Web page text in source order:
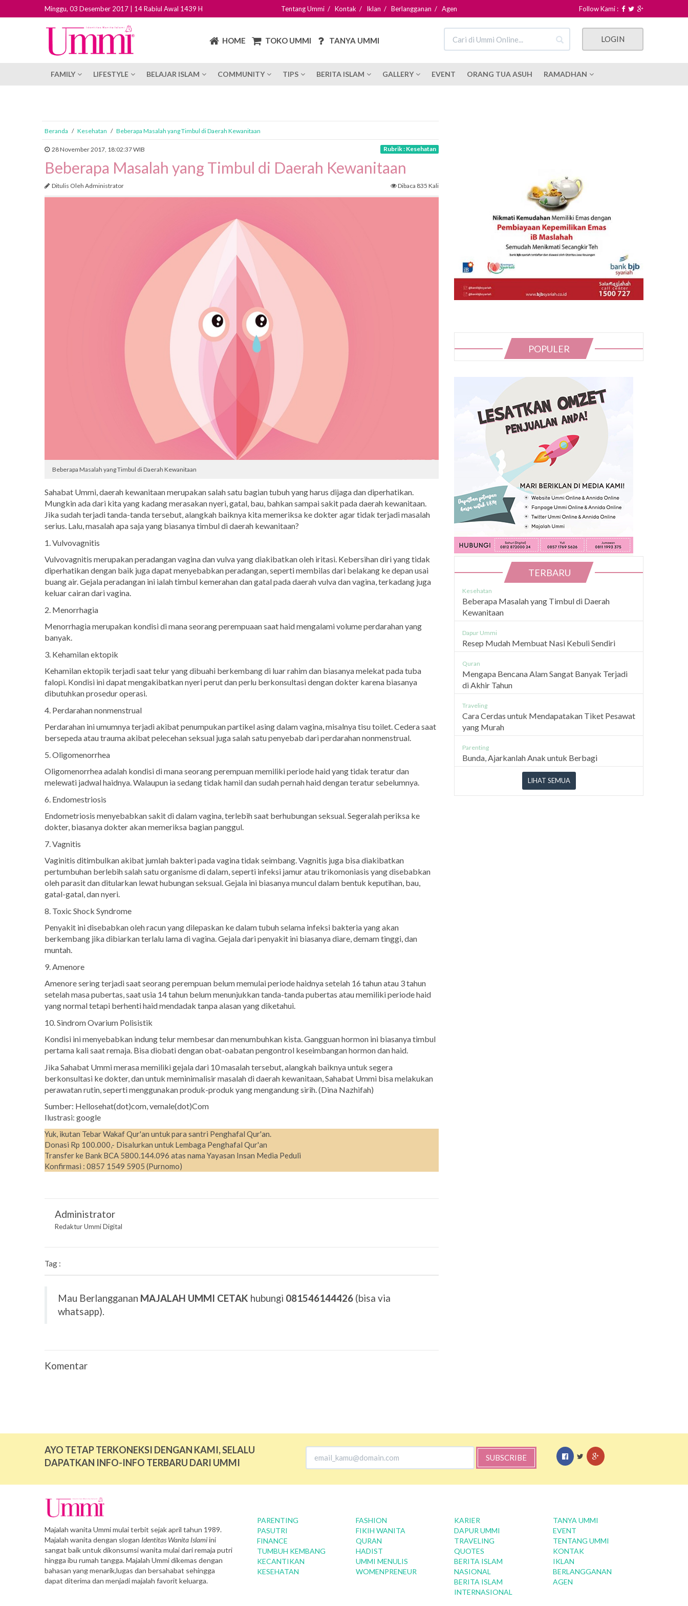
Minggu, 03 Desember 2017 | 14 Rabiul Awal 1439 H Tentang Ummi/ Kontak / Iklan / Berlangganan / Agen Follow Kami :
HOME TOKO UMMI TANYA UMMI LOGIN
FAMILY LIFESTYLE BELAJAR ISLAM COMMUNITY TIPS BERITA ISLAM GALLERY EVENT ORANG TUA ASUH RAMADHAN
Beranda / Kesehatan / Beberapa Masalah yang Timbul di Daerah Kewanitaan
28 November 2017, 18:02:37 WIB Rubrik : Kesehatan
Beberapa Masalah yang Timbul di Daerah Kewanitaan
Ditulis Oleh Administrator Dibaca 835 Kali
Beberapa Masalah yang Timbul di Daerah Kewanitaan
Sahabat Ummi, daerah kewanitaan merupakan salah satu bagian tubuh yang harus dijaga dan diperhatikan.
Mungkin ada dari kita yang kadang merasakan nyeri, gatal, bau, bahkan sampai sakit pada daerah kewanitaan.
Jika sudah terjadi tanda-tanda tersebut, alangkah baiknya kita memeriksa ke dokter agar tidak terjadi masalah
serius. Lalu, masalah apa saja yang biasanya timbul di daerah kewanitaan?
1. Vulvovagnitis
Vulvovagnitis merupakan peradangan vagina dan vulva yang diakibatkan oleh iritasi. Kebersihan diri yang tidak
diperhatikan dengan baik juga dapat menyebabkan peradangan, seperti membilas dari belakang ke depan usai
buang air. Gejala peradangan ini ialah timbul kemerahan dan gatal pada daerah vulva dan vagina, terkadang juga
keluar cairan dari vagina.
2. Menorrhagia
Menorrhagia merupakan kondisi di mana seorang perempuaan saat haid mengalami volume perdarahan yang
banyak.
3. Kehamilan ektopik
Kehamilan ektopik terjadi saat telur yang dibuahi berkembang di luar rahim dan biasanya melekat pada tuba
falopi. Kondisi ini dapat mengakibatkan nyeri perut dan perlu berkonsultasi dengan dokter karena biasanya
dibutuhkan prosedur operasi.
4. Perdarahan nonmenstrual
Perdarahan ini umumnya terjadi akibat penumpukan partikel asing dalam vagina, misalnya tisu toilet. Cedera saat
bersepeda atau trauma akibat pelecehan seksual juga salah satu penyebab dari perdarahan nonmenstrual.
5. Oligomenorrhea
Oligomenorrhea adalah kondisi di mana seorang perempuan memiliki periode haid yang tidak teratur dan
melewati jadwal haidnya. Walaupun ia sedang tidak hamil dan sudah pernah haid dengan teratur sebelumnya.
6. Endomestriosis
Endometriosis menyebabkan sakit di dalam vagina, terlebih saat berhubungan seksual. Segeralah periksa ke
dokter, biasanya dokter akan memeriksa bagian panggul.
7. Vagnitis
Vaginitis ditimbulkan akibat jumlah bakteri pada vagina tidak seimbang. Vagnitis juga bisa diakibatkan
pertumbuhan berlebih salah satu organisme di dalam, seperti infeksi jamur atau trikomoniasis yang disebabkan
oleh parasit dan ditularkan lewat hubungan seksual. Gejala ini biasanya muncul dalam bentuk keputihan, bau,
gatal-gatal, dan nyeri.
8. Toxic Shock Syndrome
Penyakit ini disebabkan oleh racun yang dilepaskan ke dalam tubuh selama infeksi bakteria yang akan
berkembang jika dibiarkan terlalu lama di vagina. Gejala dari penyakit ini biasanya diare, demam tinggi, dan
muntah.
9. Amenore
Amenore sering terjadi saat seorang perempuan belum memulai periode haidnya setelah 16 tahun atau 3 tahun
setelah masa pubertas, saat usia 14 tahun belum menunjukkan tanda-tanda pubertas atau memiliki periode haid
yang normal tetapi berhenti haid mendadak tanpa alasan yang diketahui.
10. Sindrom Ovarium Polisistik
Kondisi ini menyebabkan indung telur membesar dan menumbuhkan kista. Gangguan hormon ini biasanya timbul
pertama kali saat remaja. Bisa diobati dengan obat-oabatan pengontrol keseimbangan hormon dan haid.
Jika Sahabat Ummi merasa memiliki gejala dari 10 masalah tersebut, alangkah baiknya untuk segera
berkonsultasi ke dokter, dan untuk meminimalisir masalah di daerah kewanitaan, Sahabat Ummi bisa melakukan
perawatan rutin, seperti menggunakan produk-produk yang mengandung sirih. (Dina Nazhifah)
Sumber: Hellosehat(dot)com, vemale(dot)Com
Ilustrasi: google
Yuk, ikutan Tebar Wakaf Qur'an untuk para santri Penghafal Qur'an.
Donasi Rp 100.000,- Disalurkan untuk Lembaga Penghafal Qur'an
Transfer ke Bank BCA 5800.144.096 atas nama Yayasan Insan Media Peduli
Konfirmasi : 0857 1549 5905 (Purnomo)
Administrator
Redaktur Ummi Digital
Tag :
Mau Berlangganan MAJALAH UMMI CETAK hubungi 081546144426 (bisa via
whatsapp).
Komentar
POPULER
TERBARU
Kesehatan
Beberapa Masalah yang Timbul di Daerah
Kewanitaan
Dapur Ummi
Resep Mudah Membuat Nasi Kebuli Sendiri
Quran
Mengapa Bencana Alam Sangat Banyak Terjadi
di Akhir Tahun
Traveling
Cara Cerdas untuk Mendapatakan Tiket Pesawat
yang Murah
Parenting
Bunda, Ajarkanlah Anak untuk Berbagi
LIHAT SEMUA
AYO TETAP TERKONEKSI DENGAN KAMI, SELALU
DAPATKAN INFO-INFO TERBARU DARI UMMI
SUBSCRIBE
Majalah wanita Ummi mulai terbit sejak april tahun 1989.
Majalah wanita dengan slogan Identitas Wanita Islamiini
sangat baik untuk dikonsumsi wanita mulai dari remaja putri
hingga ibu rumah tangga. Majalah Ummi dikemas dengan
bahasan yang menarik,lugas dan bersahabat sehingga
dapat diterima dan menjadi majalah favorit keluarga.
PARENTING
PASUTRI
FINANCE
TUMBUH KEMBANG
KECANTIKAN
KESEHATAN
FASHION
FIKIH WANITA
QURAN
HADIST
UMMI MENULIS
WOMENPRENEUR
KARIER
DAPUR UMMI
TRAVELING
QUOTES
BERITA ISLAM
NASIONAL
BERITA ISLAM
INTERNASIONAL
TANYA UMMI
EVENT
TENTANG UMMI
KONTAK
IKLAN
BERLANGGANAN
AGEN